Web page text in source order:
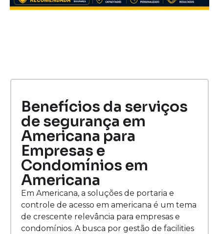
Benefícios da serviços
de segurança em
Americana para
Empresas e
Condomínios em
Americana
Em Americana, a soluções de portaria e
controle de acesso em americana é um tema
de crescente relevância para empresas e
condomínios. A busca por gestão de facilities